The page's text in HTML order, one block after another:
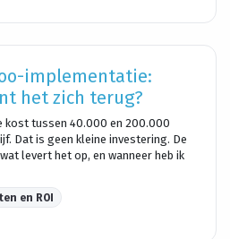
implementatie:
het zich terug?
kost tussen 40.000 en 200.000
Dat is geen kleine investering. De
levert het op, en wanneer heb ik
en ROI